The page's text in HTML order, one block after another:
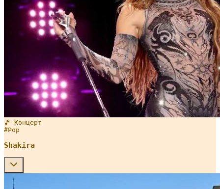
🎵 Концерт
#Pop
Shakira